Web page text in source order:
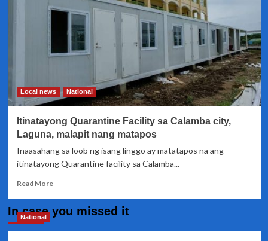
Local news National
Itinatayong Quarantine Facility sa Calamba city,
Laguna, malapit nang matapos
Inaasahang sa loob ng isang linggo ay matatapos na ang
itinatayong Quarantine facility sa Calamba...
Read MoreRead
Itinatayong
In case you missed it
National